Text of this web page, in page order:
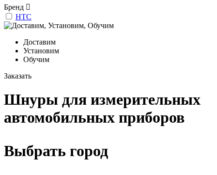
Бренд
НТС
Доставим
Установим
Обучим
Заказать
Шнуры для измерительных
автомобильных приборов
Выбрать город